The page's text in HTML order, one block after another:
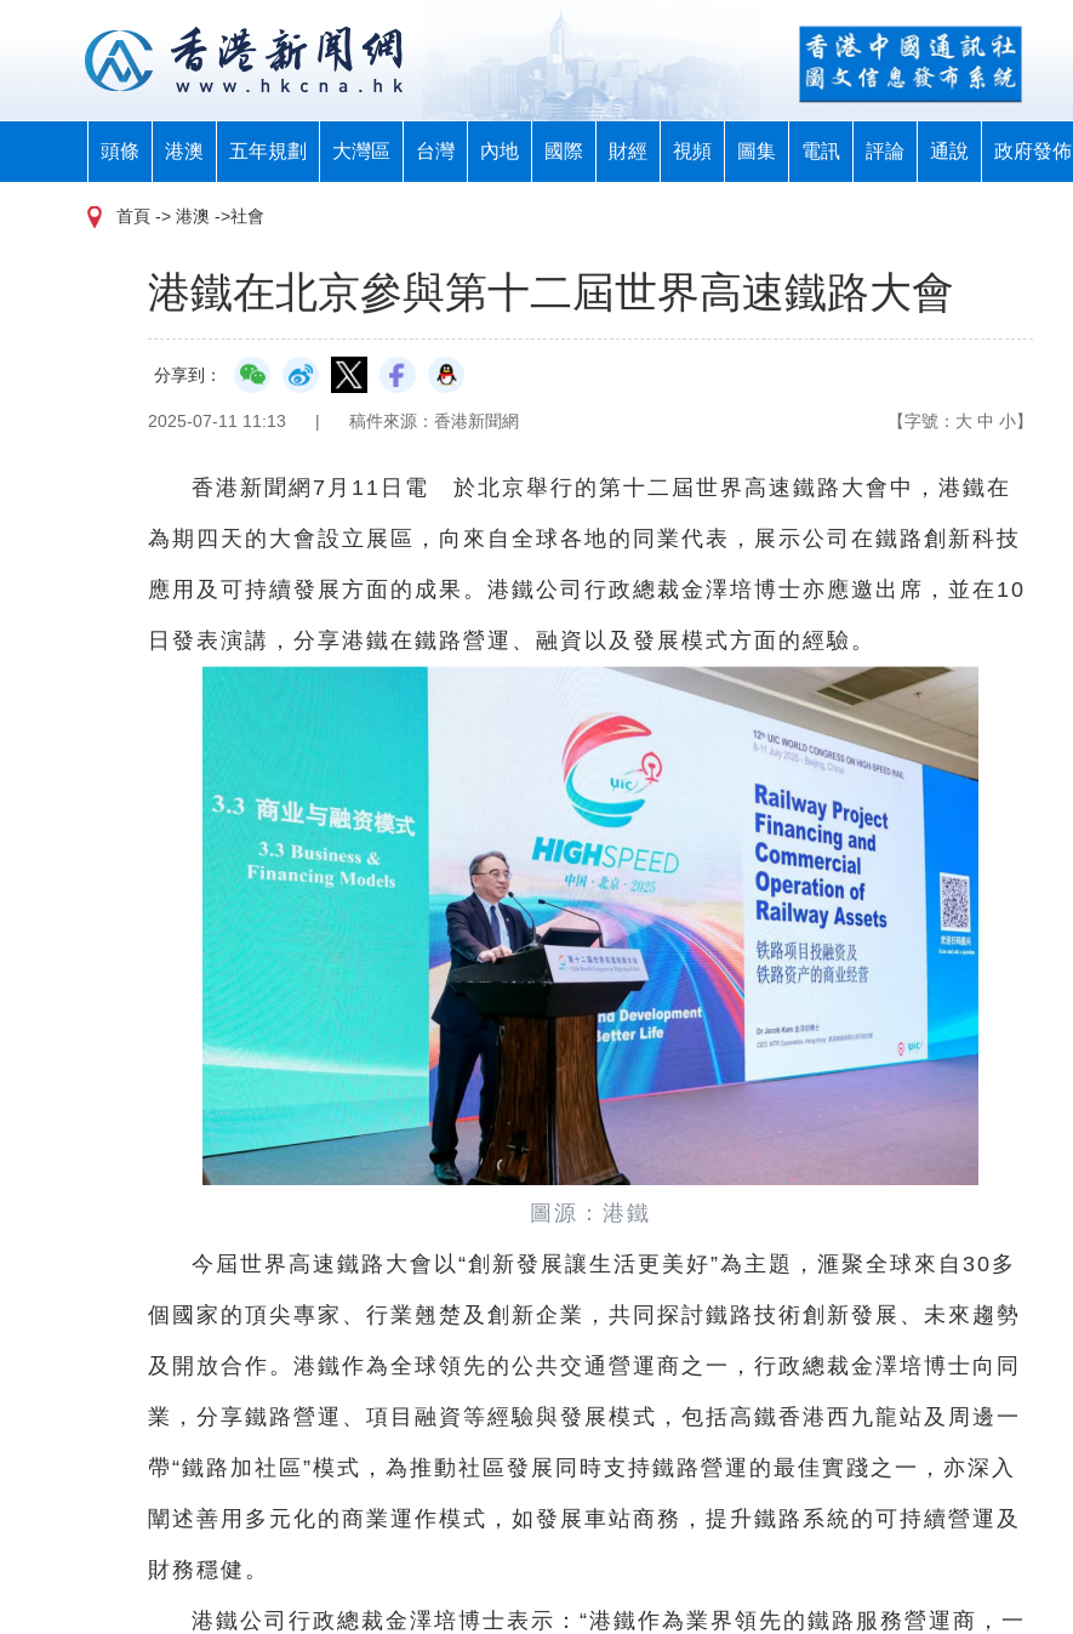
頭條 港澳 五年規劃 大灣區 台灣 內地 國際 財經 視頻 圖集 電訊 評論 通說 政府發佈
首頁 -> 港澳 ->社會
港鐵在北京參與第十二屆世界高速鐵路大會
分享到：
2025-07-11 11:13 | 稿件來源：香港新聞網 【字號： 大 中 小】
香港新聞網7月11日電 於北京舉行的第十二屆世界高速鐵路大會中，港鐵在
為期四天的大會設立展區，向來自全球各地的同業代表，展示公司在鐵路創新科技
應用及可持續發展方面的成果。港鐵公司行政總裁金澤培博士亦應邀出席，並在10
日發表演講，分享港鐵在鐵路營運、融資以及發展模式方面的經驗。
圖源：港鐵
今屆世界高速鐵路大會以“創新發展讓生活更美好”為主題，滙聚全球來自30多
個國家的頂尖專家、行業翹楚及創新企業，共同探討鐵路技術創新發展、未來趨勢
及開放合作。港鐵作為全球領先的公共交通營運商之一，行政總裁金澤培博士向同
業，分享鐵路營運、項目融資等經驗與發展模式，包括高鐵香港西九龍站及周邊一
帶“鐵路加社區”模式，為推動社區發展同時支持鐵路營運的最佳實踐之一，亦深入
闡述善用多元化的商業運作模式，如發展車站商務，提升鐵路系統的可持續營運及
財務穩健。
港鐵公司行政總裁金澤培博士表示：“港鐵作為業界領先的鐵路服務營運商，一